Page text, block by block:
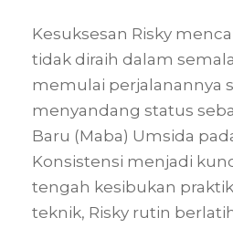
Kesuksesan Risky
tidak diraih dalam
memulai perjalanannya
menyandang status
Baru (Maba) Umsida
Konsistensi menjadi
tengah kesibukan
teknik, Risky rutin